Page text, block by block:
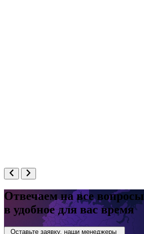
Отвечаем на все вопросы
в удобное для вас время
Оставьте заявку, наши менеджеры